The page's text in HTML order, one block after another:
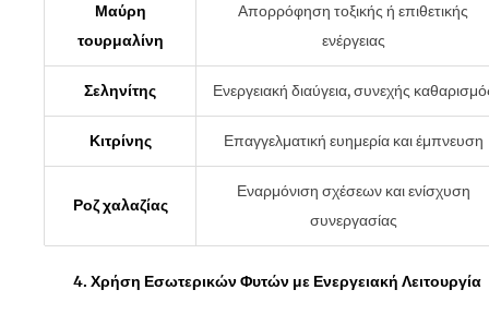
Μαύρη
τουρμαλίνη
Απορρόφηση τοξικής ή επιθετικής
ενέργειας
Σεληνίτης Ενεργειακή διαύγεια, συνεχής
Κιτρίνης Επαγγελματική ευημερία και έμπνευση
Ροζ χαλαζίας
Εναρμόνιση σχέσεων και ενίσχυση
συνεργασίας
4. Χρήση Εσωτερικών Φυτών με Ενεργειακή Λειτουργία